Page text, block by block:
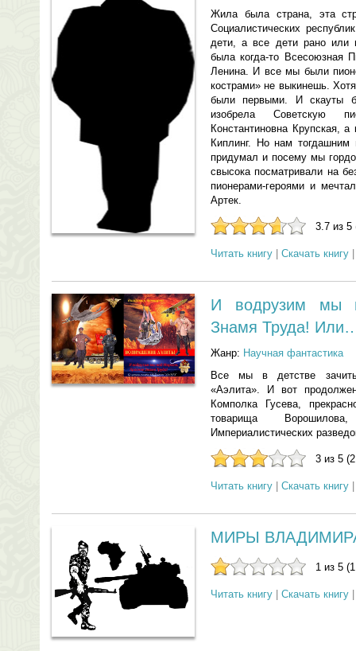
Жила была страна, эта
Социалистических
дети, а все дети рано или
была когда-то Всесоюзная
Ленина. И все мы были
кострами» не выкинешь.
были первыми. И скауты
изобрела Советскую
Константиновна Крупская,
Киплинг. Но нам
придумал и посему мы гордо
свысока посматривали на
пионерами-героями и
Артек.
3.7 из 5
Читать книгу Скачать книгу
И водрузим мы
Знамя Труда!
Жанр: Научная фантастика
Все мы в детстве
«Аэлита». И вот
Комполка Гусева,
товарища
Империалистических
3 из 5
Читать книгу Скачать книгу
МИРЫ
1 из 5
Читать книгу Скачать книгу